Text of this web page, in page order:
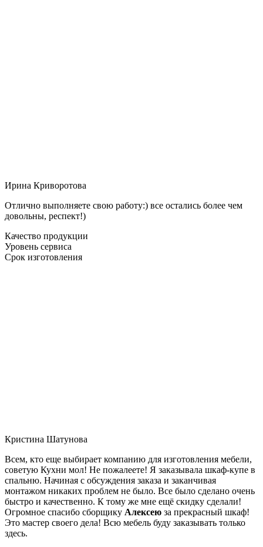
Ирина Криворотова
Отлично выполняете свою работу:) все остались более чем
довольны, респект!)
Качество продукции
Уровень сервиса
Срок изготовления
Кристина Шатунова
Всем, кто еще выбирает компанию для изготовления мебели,
советую Кухни мол! Не пожалеете! Я заказывала шкаф-купе в
спальню. Начиная с обсуждения заказа и заканчивая
монтажом никаких проблем не было. Все было сделано очень
быстро и качественно. К тому же мне ещё скидку сделали!
Огромное спасибо сборщику Алексею за прекрасный шкаф!
Это мастер своего дела! Всю мебель буду заказывать только
здесь.